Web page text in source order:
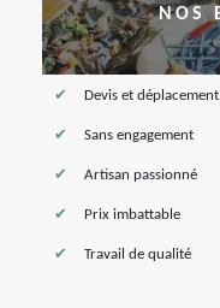
NOS
Devis et
Sans engagement
Artisan passionné
Prix imbattable
Travail de qualité